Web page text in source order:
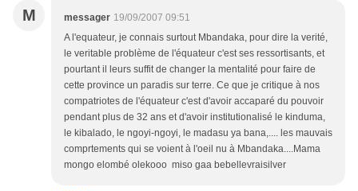
M messager 19/09/2007 09:51
A l'equateur, je connais surtout Mbandaka, pour dire la verité,
le veritable problème de l'équateur c'est ses ressortisants, et
pourtant il leurs suffit de changer la mentalité pour faire de
cette province un paradis sur terre. Ce que je critique à nos
compatriotes de l'équateur c'est d'avoir accaparé du pouvoir
pendant plus de 32 ans et d'avoir institutionalisé le kinduma,
le kibalado, le ngoyi-ngoyi, le madasu ya bana,.... les mauvais
comprtements qui se voient à l'oeil nu à Mbandaka....Mama
mongo elombé olekooo miso gaa bebellevraisilver